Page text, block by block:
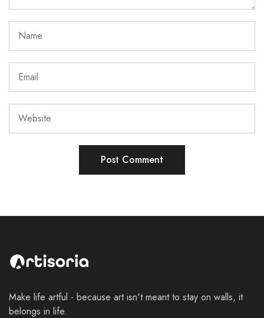
Make life artful - because art isn't meant to stay on walls, it
belongs in life.